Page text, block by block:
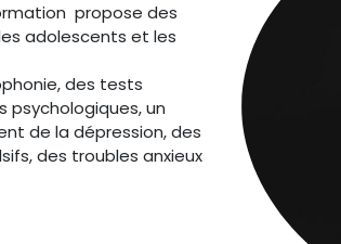
propose des
adolescents et les
des tests
un
de la dépression, des
des troubles anxieux